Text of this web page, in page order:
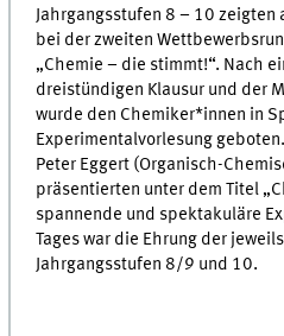
Jahrgangsstufen 8 – 10
bei der zweiten
„Chemie – die stimmt!“. Nach
dreistündigen Klausur und der
wurde den Chemiker*innen in
Experimentalvorlesung
Peter Eggert (Organisch-
präsentierten unter dem Titel
spannende und spektakuläre
Tages war die Ehrung der
Jahrgangsstufen 8/9 und 10.